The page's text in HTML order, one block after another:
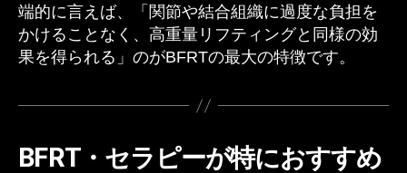
端的に言えば、「関節や結合組織に過度な負担を
かけることなく、高重量リフティングと同様の効
果を得られる」のがBFRTの最大の特徴です。
BFRT・セラピーが特におすすめ